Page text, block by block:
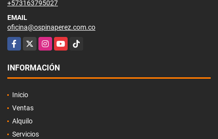
+573163795027
EMAIL
oficina@ospinaperez.com.co
Facebook
X InstagramYouTubeTikTok
INFORMACIÓN
Inicio
Ventas
Alquilo
Servicios